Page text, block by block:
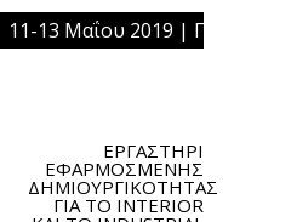
| Πλατεία Ομονοίας,
ΕΡΓΑΣΤΗΡΙ
ΕΦΑΡΜΟΣΜΕΝΗΣ
ΔΗΜΙΟΥΡΓΙΚΟΤΗΤΑΣ
ΓΙΑ ΤΟ INTERIOR